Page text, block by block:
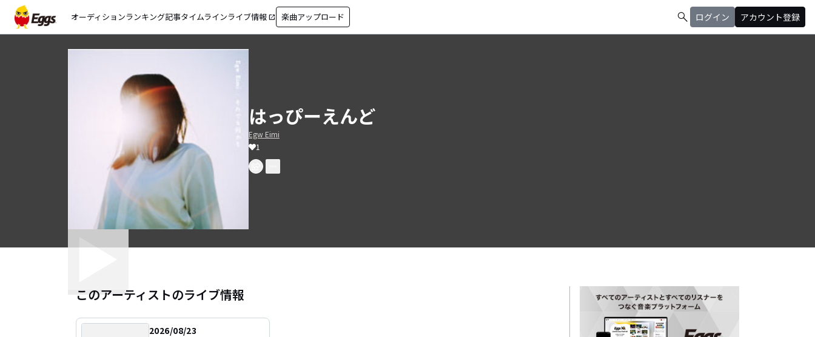
オーディションランキング記事タイムラインライブ情報 open_in_new 楽曲アップロード search ログイン アカウント登録
はっぴーえんど
Egw Eimi
1
このアーティストのライブ情報
2026/08/23